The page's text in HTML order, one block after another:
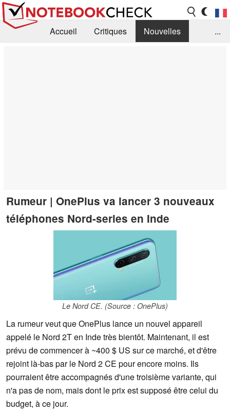
Accueil Critiques
Nouvelles
...
Rumeur | OnePlus va lancer 3 nouveaux
téléphones Nord-series en Inde
Le Nord CE. (Source : OnePlus)
La rumeur veut que OnePlus lance un nouvel appareil
appelé le Nord 2T en Inde très bientôt. Maintenant, il est
prévu de commencer à ~400 $ US sur ce marché, et d'être
rejoint là-bas par le Nord 2 CE pour encore moins. Ils
pourraient être accompagnés d'une troisième variante, qui
n'a pas de nom, mais dont le prix est supposé être celui du
budget, à ce jour.